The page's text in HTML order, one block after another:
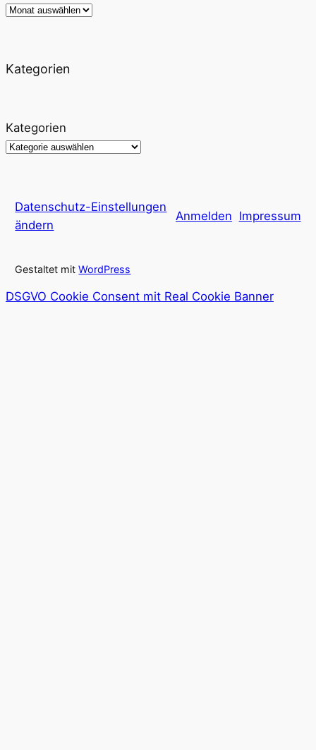
Archiv
Kategorien
Kategorien
Datenschutz-Einstellungen
ändern
Anmelden Impressum
Gestaltet mitWordPress
DSGVO Cookie Consent mit Real Cookie Banner